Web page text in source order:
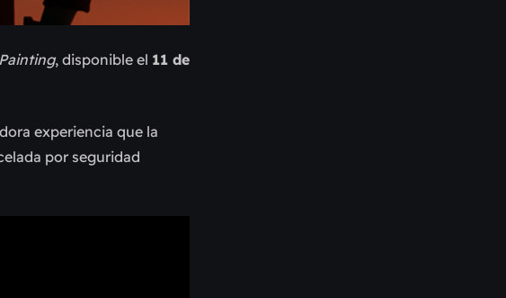
, disponible el 11 de
experiencia que la
por seguridad